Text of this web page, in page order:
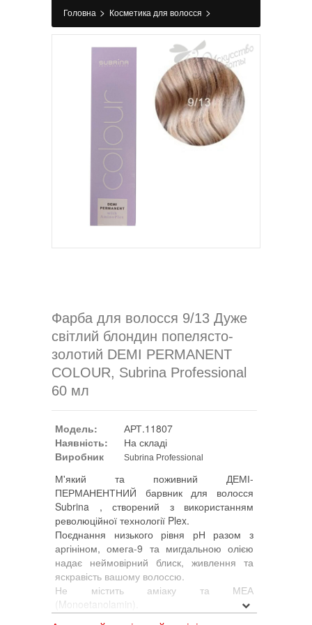
Головна > Косметика для волосся >
Фарбування>Фарба для волосся>Фарба
для волосся 9/13 Дуже світлий блондин
попелясто-золотий DEMI PERMANENT
COLOUR, Subrina Professional 60 мл
Фарба для волосся 9/13 Дуже
світлий блондин попелясто-
золотий DEMI PERMANENT
COLOUR, Subrina Professional
60 мл
Модель:
АРТ.11807
Наявність:
На складі
Виробник
Subrina Professional
М'який та поживний ДЕМІ-
ПЕРМАНЕНТНИЙ барвник для волосся
Subrina , створений з використанням
революційної технології Plex.
Поєднання низького рівня рН разом з
аргініном, омега-9 та мигдальною олією
надає неймовірний блиск, живлення та
яскравість вашому волоссю.
Не містить аміаку та МЕА
(Monoetanolamin).
Ідеально підходить для тонування після